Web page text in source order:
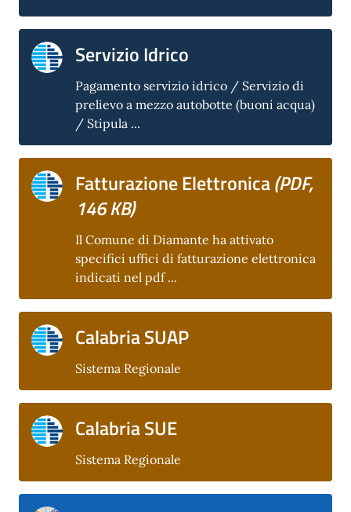
Servizio Idrico
Pagamento servizio idrico / Servizio di
prelievo a mezzo autobotte (buoni acqua)
/ Stipula ...
Fatturazione Elettronica(PDF,
146 KB)
Il Comune di Diamante ha attivato
specifici uffici di fatturazione elettronica
indicati nel pdf ...
Calabria SUAP
Sistema Regionale
Calabria SUE
Sistema Regionale